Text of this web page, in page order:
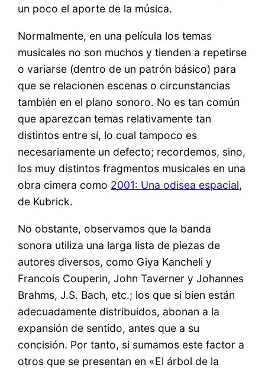
un poco el aporte de la música.
Normalmente, en una película los temas
musicales no son muchos y tienden a repetirse
o variarse (dentro de un patrón básico) para
que se relacionen escenas o circunstancias
también en el plano sonoro. No es tan común
que aparezcan temas relativamente tan
distintos entre sí, lo cual tampoco es
necesariamente un defecto; recordemos, sino,
los muy distintos fragmentos musicales en una
obra cimera como 2001: Una odisea espacial,
de Kubrick.
No obstante, observamos que la banda
sonora utiliza una larga lista de piezas de
autores diversos, como Giya Kancheli y
Francois Couperin, John Taverner y Johannes
Brahms, J.S. Bach, etc.; los que si bien están
adecuadamente distribuidos, abonan a la
expansión de sentido, antes que a su
concisión. Por tanto, si sumamos este factor a
otros que se presentan en «El árbol de la